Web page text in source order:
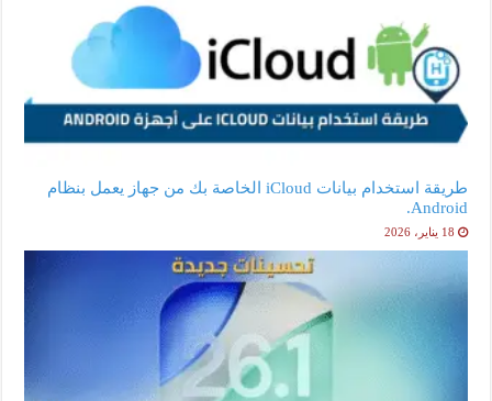
طريقة استخدام بيانات iCloud الخاصة بك من جهاز يعمل بنظام
Android.
18 يناير، 2026